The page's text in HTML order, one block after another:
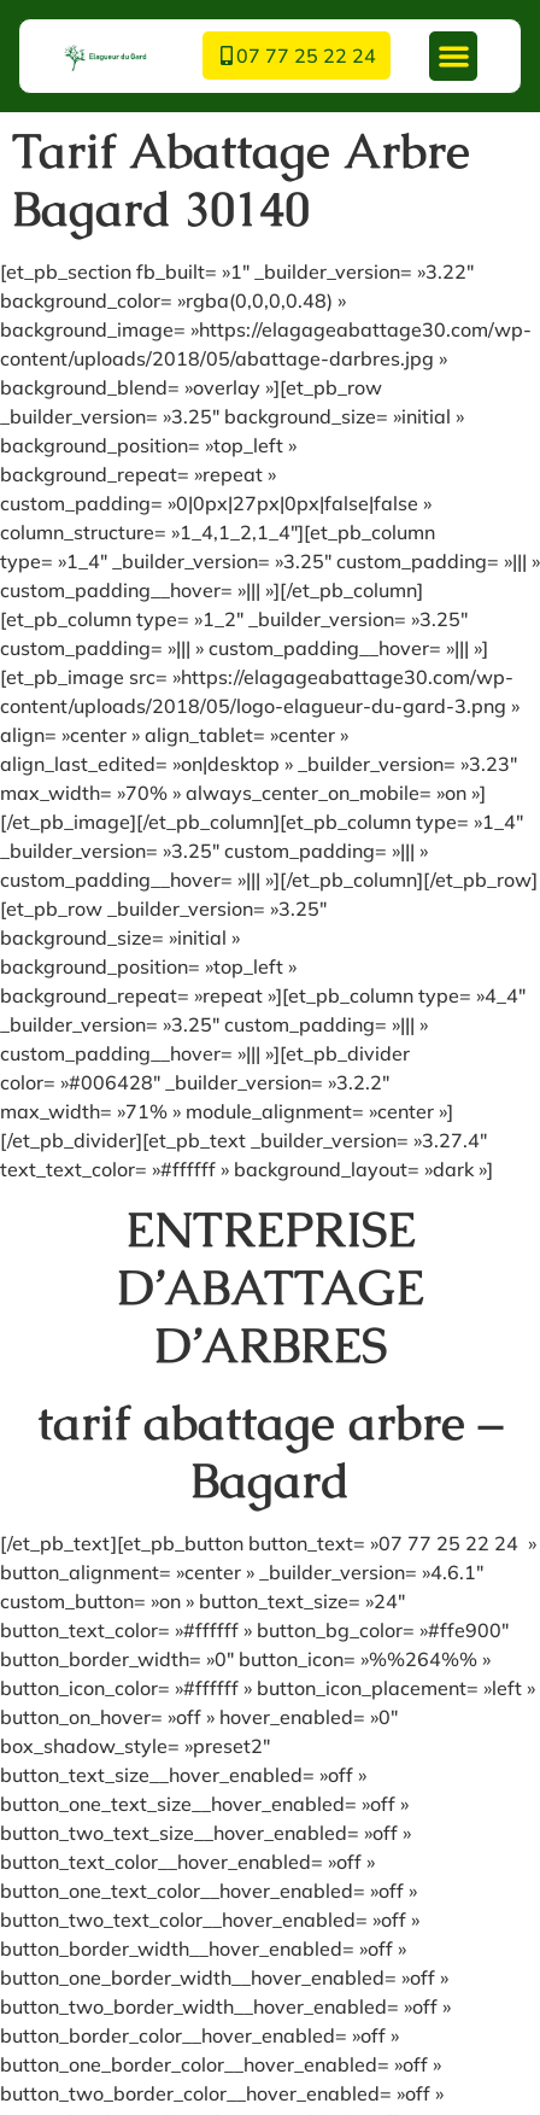
07 77 25 22 24
Tarif Abattage Arbre
Bagard 30140
[et_pb_section fb_built= »1″ _builder_version= »3.22″
background_color= »rgba(0,0,0,0.48) »
background_image= »https://elagageabattage30.com/wp-
content/uploads/2018/05/abattage-darbres.jpg »
background_blend= »overlay »][et_pb_row
_builder_version= »3.25″ background_size= »initial »
background_position= »top_left »
background_repeat= »repeat »
custom_padding= »0|0px|27px|0px|false|false »
column_structure= »1_4,1_2,1_4″][et_pb_column
type= »1_4″ _builder_version= »3.25″ custom_padding= »||| »
custom_padding__hover= »||| »][/et_pb_column]
[et_pb_column type= »1_2″ _builder_version= »3.25″
custom_padding= »||| » custom_padding__hover= »||| »]
[et_pb_image src= »https://elagageabattage30.com/wp-
content/uploads/2018/05/logo-elagueur-du-gard-3.png »
align= »center » align_tablet= »center »
align_last_edited= »on|desktop » _builder_version= »3.23″
max_width= »70% » always_center_on_mobile= »on »]
[/et_pb_image][/et_pb_column][et_pb_column type= »1_4″
_builder_version= »3.25″ custom_padding= »||| »
custom_padding__hover= »||| »][/et_pb_column][/et_pb_row]
[et_pb_row _builder_version= »3.25″
background_size= »initial »
background_position= »top_left »
background_repeat= »repeat »][et_pb_column type= »4_4″
_builder_version= »3.25″ custom_padding= »||| »
custom_padding__hover= »||| »][et_pb_divider
color= »#006428″ _builder_version= »3.2.2″
max_width= »71% » module_alignment= »center »]
[/et_pb_divider][et_pb_text _builder_version= »3.27.4″
text_text_color= »#ffffff » background_layout= »dark »]
ENTREPRISE
D’ABATTAGE
D’ARBRES
tarif abattage arbre –
Bagard
[/et_pb_text][et_pb_button button_text= »07 77 25 22 24 »
button_alignment= »center » _builder_version= »4.6.1″
custom_button= »on » button_text_size= »24″
button_text_color= »#ffffff » button_bg_color= »#ffe900″
button_border_width= »0″ button_icon= »%%264%% »
button_icon_color= »#ffffff » button_icon_placement= »left »
button_on_hover= »off » hover_enabled= »0″
box_shadow_style= »preset2″
button_text_size__hover_enabled= »off »
button_one_text_size__hover_enabled= »off »
button_two_text_size__hover_enabled= »off »
button_text_color__hover_enabled= »off »
button_one_text_color__hover_enabled= »off »
button_two_text_color__hover_enabled= »off »
button_border_width__hover_enabled= »off »
button_one_border_width__hover_enabled= »off »
button_two_border_width__hover_enabled= »off »
button_border_color__hover_enabled= »off »
button_one_border_color__hover_enabled= »off »
button_two_border_color__hover_enabled= »off »